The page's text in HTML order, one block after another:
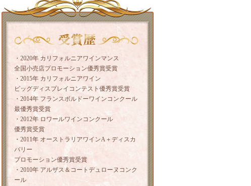
・2020年 カリフォルニアワインマンス
全国小売店プロモーション優秀賞受賞
・2015年 カリフォルニアワイン
ビッグディスプレイコンテスト優秀賞受賞
・2014年 フランスボルドーワインコンクール
最優秀賞受賞
・2012年 ロワールワインコンクール
優秀賞受賞
・2011年 オーストラリアワインA＋ディスカ
バリー
プロモーション優秀賞受賞
・2010年 アルザス＆コートデュローヌコンク
ール